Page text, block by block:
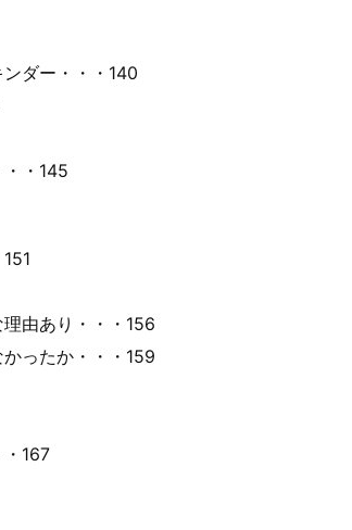
ダー・・・140
・145
由あり・・・156
ったか・・・159
167